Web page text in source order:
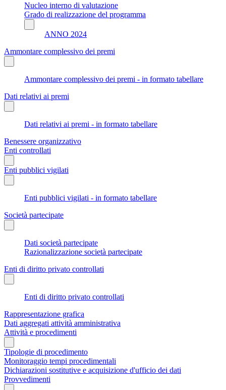
Nucleo interno di valutazione
Grado di realizzazione del programma
ANNO 2024
Ammontare complessivo dei premi
Ammontare complessivo dei premi - in formato tabellare
Dati relativi ai premi
Dati relativi ai premi - in formato tabellare
Benessere organizzativo
Enti controllati
Enti pubblici vigilati
Enti pubblici vigilati - in formato tabellare
Società partecipate
Dati società partecipate
Razionalizzazione società partecipate
Enti di diritto privato controllati
Enti di diritto privato controllati
Rappresentazione grafica
Dati aggregati attività amministrativa
Attività e procedimenti
Tipologie di procedimento
Monitoraggio tempi procedimentali
Dichiarazioni sostitutive e acquisizione d'ufficio dei dati
Provvedimenti